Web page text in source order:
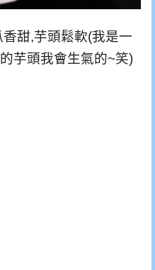
甜,芋頭鬆軟(我是一
芋頭我會生氣的~笑)